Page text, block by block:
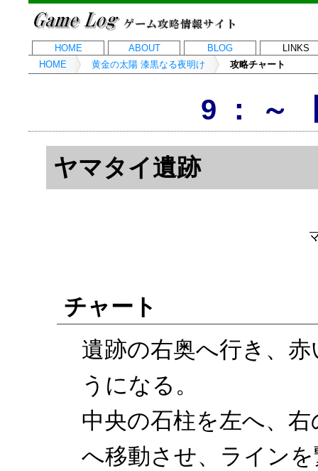
HOME ABOUT BLOG
LINKS
HOME
黄金の太陽 漆黒なる夜明け 攻略チャート
9 ： ～
ヤマタイ遺跡
チャート
遺跡の右奥へ行き、
うになる。
中央の石柱を左へ、
へ移動させ、ライン